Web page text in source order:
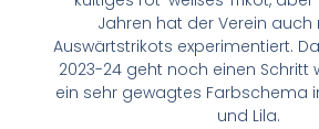
Jahren hat der Verein auch
Auswärtstrikots experimentiert.
2023-24 geht noch einen Schritt
ein sehr gewagtes Farbschema
und Lila.